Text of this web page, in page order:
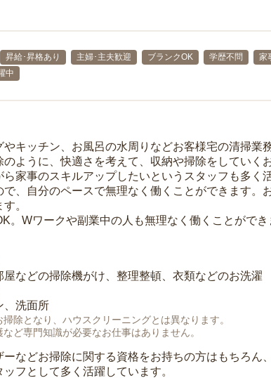
昇給･昇格あり 主婦･主夫歓迎 ブランクOK 学歴不問 家
中
キッチン、お風呂の水周りなどお客様宅の清掃業務
ように、快適さを考えて、収納や掃除をしていく
ら家事のスキルアップしたいというスタッフも多く
、自分のペースで無理なく働くことができます。
。
。Wワークや副業中の人も無理なく働くことができ
屋などの掃除機がけ、整理整頓、衣類などのお洗濯
、洗面所
除となり、ハウスクリーニングとは異なります。
ど専門知識が必要なお仕事はありません。
などお掃除に関する資格をお持ちの方はもちろん
フとして多く活躍しています。